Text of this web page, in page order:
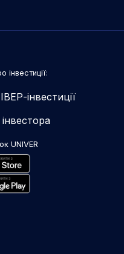
інвестиції:
інвестиції
інвестора
UNIVER